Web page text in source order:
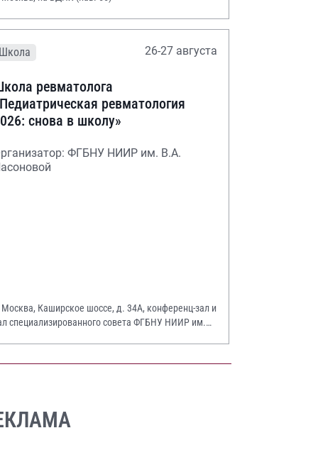
Школа 26-27 августа
ревматолога
ревматология
снова в школу»
ФГБНУ НИИР им. В.А.
Москва, Каширское шоссе, д. 34А, конференц-зал и
специализированного совета ФГБНУ НИИР им.